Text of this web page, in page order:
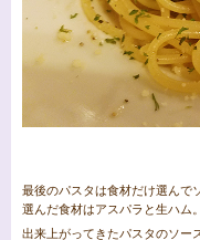
最後のパスタは食材だけ選んで
選んだ食材はアスパラと生ハム。
出来上がってきたパスタのソー